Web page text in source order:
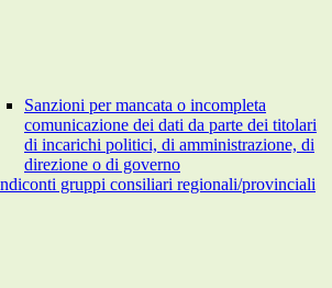
Sanzioni per mancata o incompleta
comunicazione dei dati da parte dei titolari
di incarichi politici, di amministrazione, di
direzione o di governo
gruppi consiliari regionali/provinciali